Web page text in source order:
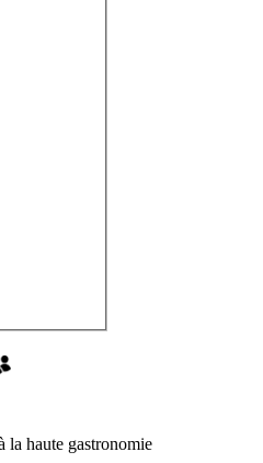
la haute gastronomie